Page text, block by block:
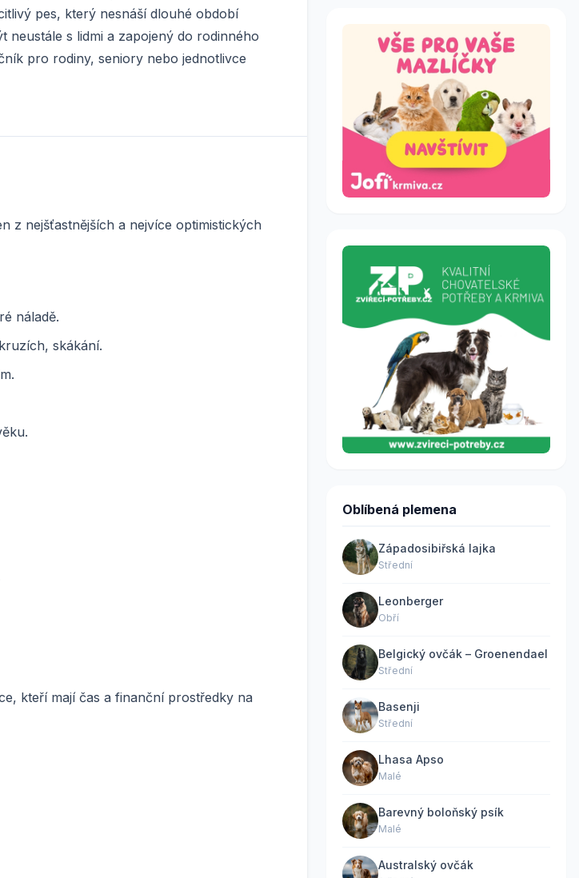
pes, který nesnáší dlouhé období
s lidmi a zapojený do rodinného
pro rodiny, seniory nebo jednotlivce
z nejšťastnějších a nejvíce optimistických
náladě.
skákání.
kteří mají čas a finanční prostředky na
Oblíbená plemena
Západosibiřská lajka
Střední
Leonberger
Obří
Belgický ovčák – Groenendael
Střední
Basenji
Střední
Lhasa Apso
Malé
Barevný boloňský psík
Malé
Australský ovčák